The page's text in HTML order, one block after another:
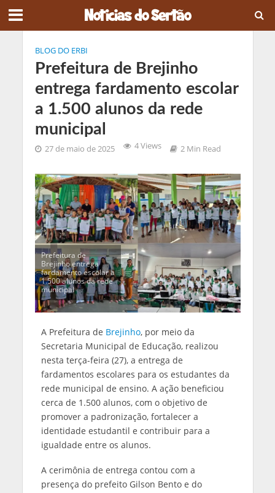
BLOG DO ERBI
Prefeitura de Brejinho
entrega fardamento escolar
a 1.500 alunos da rede
municipal
27 de maio de 2025 4 Views 2 Min Read
Prefeitura de
Brejinho entrega
fardamento escolar a
1.500 alunos da rede
municipal
A Prefeitura de Brejinho, por meio da
Secretaria Municipal de Educação, realizou
nesta terça-feira (27), a entrega de
fardamentos escolares para os estudantes da
rede municipal de ensino. A ação beneficiou
cerca de 1.500 alunos, com o objetivo de
promover a padronização, fortalecer a
identidade estudantil e contribuir para a
igualdade entre os alunos.
A cerimônia de entrega contou com a
presença do prefeito Gilson Bento e do